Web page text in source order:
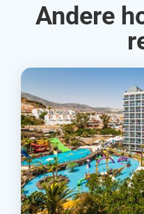
Andere